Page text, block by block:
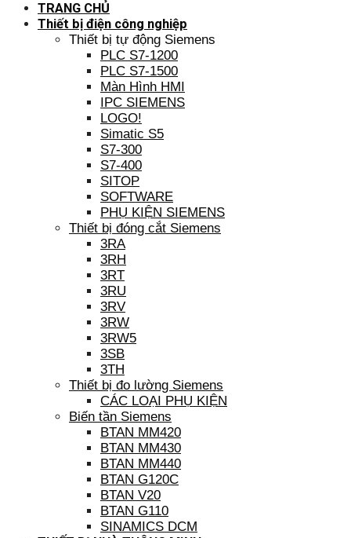
TRANG CHỦ
Thiết bị điện công nghiệp
Thiết bị tự động Siemens
PLC S7-1200
PLC S7-1500
Màn Hình HMI
IPC SIEMENS
LOGO!
Simatic S5
S7-300
S7-400
SITOP
SOFTWARE
PHỤ KIỆN SIEMENS
Thiết bị đóng cắt Siemens
3RA
3RH
3RT
3RU
3RV
3RW
3RW5
3SB
3TH
Thiết bị đo lường Siemens
CÁC LOẠI PHỤ KIỆN
Biến tần Siemens
BTAN MM420
BTAN MM430
BTAN MM440
BTAN G120C
BTAN V20
BTAN G110
SINAMICS DCM